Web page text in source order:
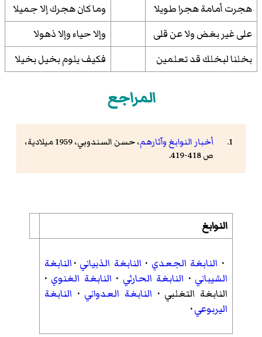
هجرت أمامة هجرا طويلا
وما كان هجرك إلا جميلا
على غير بغض ولا عن قلى
وإلا حياء وإلا ذهولا
بخلنا لبخلك قد تعلمين
فكيف يلوم بخيل بخيلا
المراجع
أخبار النوابغ وآثارهم،حسن السندوبي
، 1959 ميلادية،
ص 418-419.
النوابغ
· النابغة الجعدي · النابغة الذبياني ·النابغة
الشيباني · النابغة الحارثي · النابغة الغنوي ·
النابغة التغلبي · النابغة العدواني · النابغة
اليربوعي·